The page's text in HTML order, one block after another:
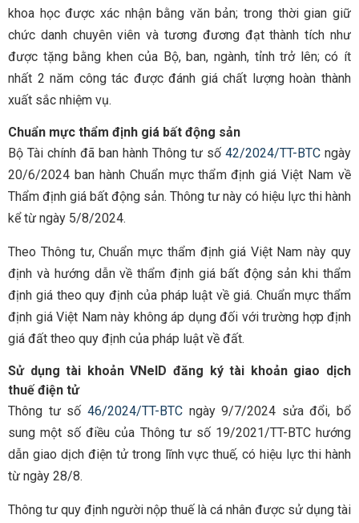
khoa học được xác nhận bằng văn bản; trong thời gian giữ
chức danh chuyên viên và tương đương đạt thành tích như
được tặng bằng khen của Bộ, ban, ngành, tỉnh trở lên; có ít
nhất 2 năm công tác được đánh giá chất lượng hoàn thành
xuất sắc nhiệm vụ.
Chuẩn mực thẩm định giá bất động sản
Bộ Tài chính đã ban hành Thông tư số 42/2024/TT-BTC ngày
20/6/2024 ban hành Chuẩn mực thẩm định giá Việt Nam về
Thẩm định giá bất động sản. Thông tư này có hiệu lực thi hành
kể từ ngày 5/8/2024.
Theo Thông tư, Chuẩn mực thẩm định giá Việt Nam này quy
định và hướng dẫn về thẩm định giá bất động sản khi thẩm
định giá theo quy định của pháp luật về giá. Chuẩn mực thẩm
định giá Việt Nam này không áp dụng đối với trường hợp định
giá đất theo quy định của pháp luật về đất.
Sử dụng tài khoản VNeID đăng ký tài khoản giao dịch
thuế điện tử
Thông tư số 46/2024/TT-BTCngày 9/7/2024 sửa đổi, bổ
sung một số điều của Thông tư số 19/2021/TT-BTC hướng
dẫn giao dịch điện tử trong lĩnh vực thuế, có hiệu lực thi hành
từ ngày 28/8.
Thông tư quy định người nộp thuế là cá nhân được sử dụng tài